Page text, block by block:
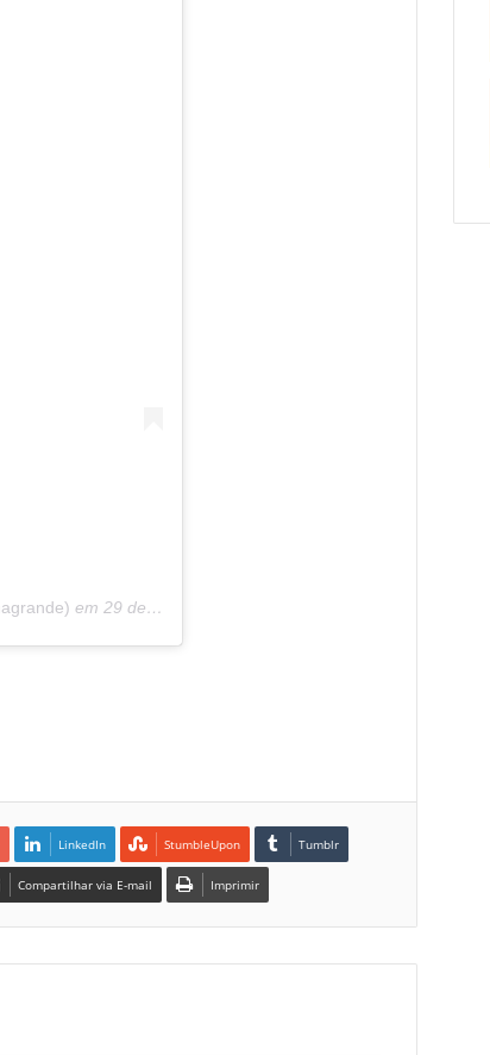
em 29 de Jul, 2019 às 10:00 PDT
LinkedIn StumbleUpon Tumblr
Compartilhar via E-mail Imprimir